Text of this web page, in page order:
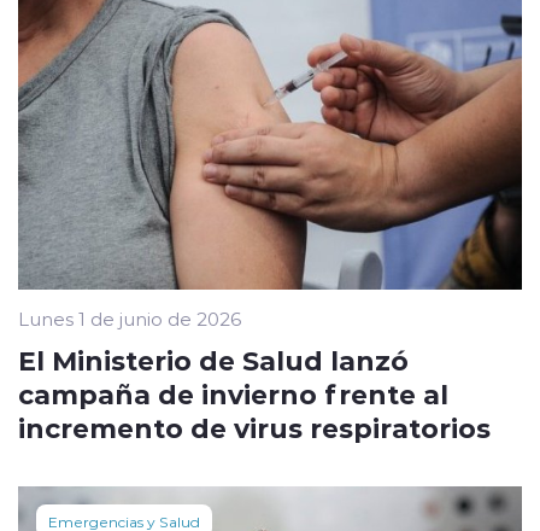
Lunes 1 de junio de 2026
El Ministerio de Salud lanzó
campaña de invierno frente al
incremento de virus respiratorios
Emergencias y Salud